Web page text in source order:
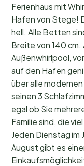
Ferienhaus mit
Hafen von Stege!
hell. Alle Betten
Breite von 140
Außenwhirlpool,
auf den Hafen
über alle
seinen 3
egal ob Sie
Familie sind, die
Jeden Dienstag im
August gibt es